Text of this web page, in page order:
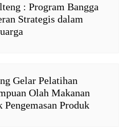
: Program Bangga
Strategis dalam
Gelar Pelatihan
Olah Makanan
Produk